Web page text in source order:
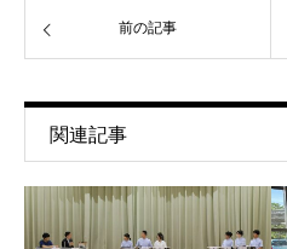
前の記事
関連記事